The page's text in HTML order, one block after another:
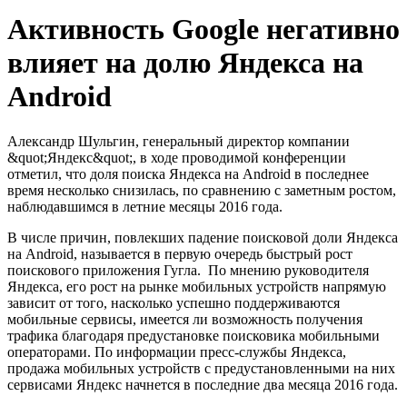
Активность Google негативно
влияет на долю Яндекса на
Android
Александр Шульгин, генеральный директор компании
&quot;Яндекс&quot;, в ходе проводимой конференции
отметил, что доля поиска Яндекса на Android в последнее
время несколько снизилась, по сравнению с заметным ростом,
наблюдавшимся в летние месяцы 2016 года.
В числе причин, повлекших падение поисковой доли Яндекса
на Android, называется в первую очередь быстрый рост
поискового приложения Гугла. По мнению руководителя
Яндекса, его рост на рынке мобильных устройств напрямую
зависит от того, насколько успешно поддерживаются
мобильные сервисы, имеется ли возможность получения
трафика благодаря предустановке поисковика мобильными
операторами. По информации пресс-службы Яндекса,
продажа мобильных устройств с предустановленными на них
сервисами Яндекс начнется в последние два месяца 2016 года.